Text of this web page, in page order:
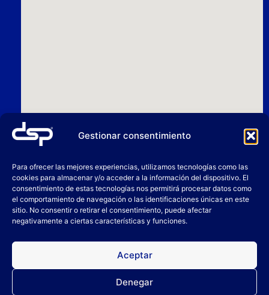
Gestionar consentimiento
Para ofrecer las mejores experiencias, utilizamos tecnologías como las
cookies para almacenar y/o acceder a la información del dispositivo. El
consentimiento de estas tecnologías nos permitirá procesar datos como
el comportamiento de navegación o las identificaciones únicas en este
sitio. No consentir o retirar el consentimiento, puede afectar
negativamente a ciertas características y funciones.
Aceptar
Denegar